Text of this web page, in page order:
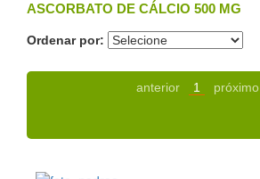
ASCORBATO DE CÁLCIO 500 MG
Ordenar por:
anterior 1 próximo